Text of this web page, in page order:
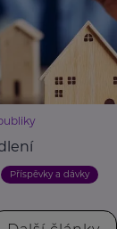
Příspěvky a dávky